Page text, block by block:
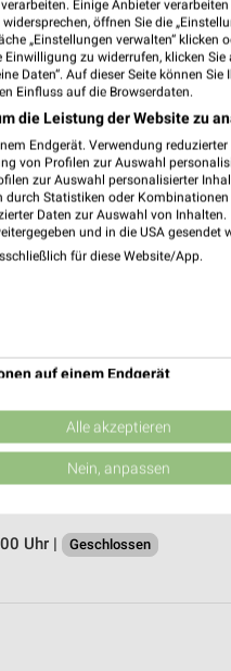
Uhr | Geschlossen
Uhr |
Geschlossen
Einige Anbieter
öffnen Sie die
„Einstellungen verwalten“ klicken
zu widerrufen, klicken
Daten“. Auf dieser Seite können
Einfluss auf die Browserdaten.
die Leistung der Website zu
Endgerät. Verwendung
von Profilen zur Auswahl
zur Auswahl personalisierter
Statistiken oder
Daten zur Auswahl von Inhalten.
und in die USA gesendet
für diese Website/App.
auf einem Endgerät
von Werbeanzeigen
Werbung
von Inhalten
Alle akzeptieren
Nein, anpassen